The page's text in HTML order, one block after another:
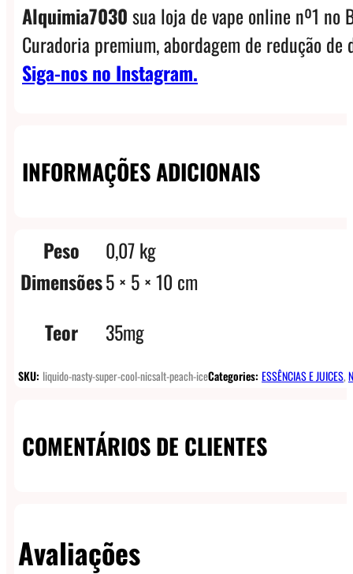
Alquimia7030sua loja de vape online nº1 no
Curadoria premium, abordagem de redução
Siga-nos no Instagram.
INFORMAÇÕES ADICIONAIS
Peso
0,07 kg
Dimensões5 × 5 × 10 cm
Teor
35mg
SKU: liquido-nasty-super-cool-nicsalt-peach-iceCategories: ESSÊNCIAS E JUICES,
COMENTÁRIOS DE CLIENTES
Avaliações